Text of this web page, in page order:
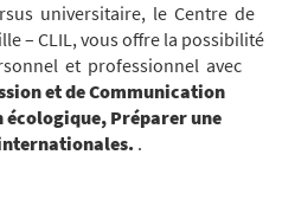
universitaire, le Centre de
– CLIL, vous offre la possibilité
et professionnel avec
et de Communication
écologique, Préparer une
.